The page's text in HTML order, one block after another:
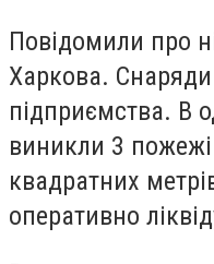
Повідомили про
Харкова.
підприємства. В
виникли 3
квадратних
оперативно